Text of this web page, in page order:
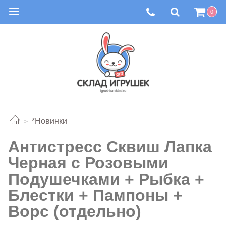
0
*Новинки
Антистресс Сквиш Лапка
Черная с Розовыми
Подушечками + Рыбка +
Блестки + Пампоны +
Ворс (отдельно)